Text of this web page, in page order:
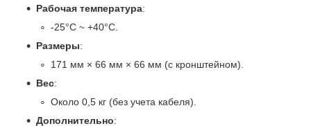
Рабочая температура:
-25°C ~ +40°C.
Размеры:
171 мм × 66 мм × 66 мм (с кронштейном).
Вес:
Около 0,5 кг (без учета кабеля).
Дополнительно: